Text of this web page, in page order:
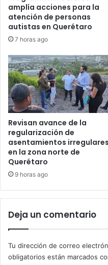
amplía acciones para la
atención de personas
autistas en Querétaro
7 horas ago
Revisan avance de la
regularización de
asentamientos irregulares
en la zona norte de
Querétaro
9 horas ago
Deja un comentario
Tu dirección de correo
obligatorios están marcados